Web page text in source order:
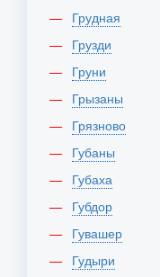
Грудная
Грузди
Груни
Грызаны
Грязново
Губаны
Губаха
Губдор
Гувашер
Гудыри